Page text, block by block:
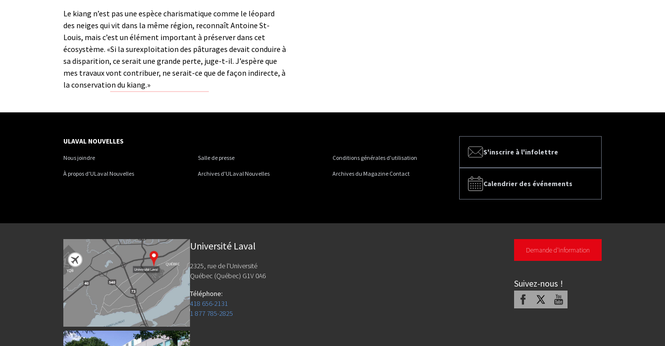
Le kiang n’est pas une espèce charismatique comme le léopard
des neiges qui vit dans la même région, reconnaît Antoine St-
Louis, mais c’est un élément important à préserver dans cet
écosystème. «Si la surexploitation des pâturages devait conduire à
sa disparition, ce serait une grande perte, juge-t-il. J’espère que
mes travaux vont contribuer, ne serait-ce que de façon indirecte, à
la conservation du kiang.»
S'inscrire à l'infolettre
Calendrier des événements
ULAVAL NOUVELLES
Nous joindre Salle de presse Conditions générales d'utilisation
À propos d'ULaval Nouvelles Archives d'ULaval Nouvelles Archives du Magazine Contact
Université Laval
2325, rue de l'Université
Québec (Québec) G1V 0A6
Téléphone:
418 656-2131
1 877 785-2825
Demande d'information
Suivez-nous !
Facebook Youtube